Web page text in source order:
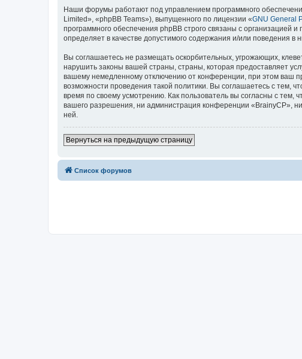
Наши форумы работают под управлением программного
Limited», «phpBB Teams»), выпущенного по лицензии «GNU General
программного обеспечения phpBB строго связаны с организацией
определяет в качестве допустимого содержания и/или поведения
Вы соглашаетесь не размещать оскорбительных, угрожающих,
нарушить законы вашей страны, страны, которая предоставляет
вашему немедленному отключению от конференции, при этом ваш
возможности проведения такой политики. Вы соглашаетесь с тем,
время по своему усмотрению. Как пользователь вы согласны с
вашего разрешения, ни администрация конференции «BrainyCP»,
ней.
Вернуться на предыдущую страницу
Список форумов